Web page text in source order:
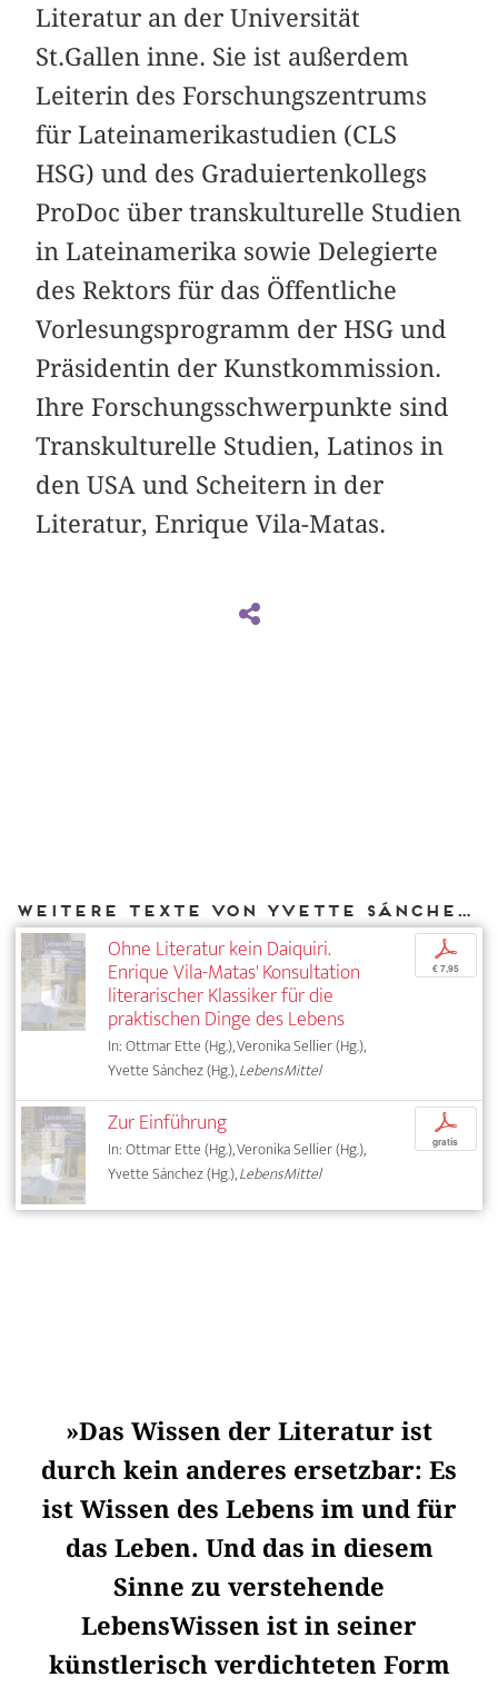
Literatur an der Universität
St.Gallen inne. Sie ist außerdem
Leiterin des Forschungszentrums
für Lateinamerikastudien (CLS
HSG) und des Graduiertenkollegs
ProDoc über transkulturelle Studien
in Lateinamerika sowie Delegierte
des Rektors für das Öffentliche
Vorlesungsprogramm der HSG und
Präsidentin der Kunstkommission.
Ihre Forschungsschwerpunkte sind
Transkulturelle Studien, Latinos in
den USA und Scheitern in der
Literatur, Enrique Vila-Matas.
Weitere Texte von Yvette Sánchez bei DIAPHANES
Ohne Literatur kein Daiquiri.
Enrique Vila-Matas' Konsultation
literarischer Klassiker für die
praktischen Dinge des Lebens
In: Ottmar Ette (Hg.), Veronika Sellier (Hg.),
Yvette Sánchez (Hg.),LebensMittel
p
€ 7,95
Zur Einführung
In: Ottmar Ette (Hg.), Veronika Sellier (Hg.),
Yvette Sánchez (Hg.),LebensMittel
p
gratis
»Das Wissen der Literatur ist
durch kein anderes ersetzbar: Es
ist Wissen des Lebens im und für
das Leben. Und das in diesem
Sinne zu verstehende
LebensWissen ist in seiner
künstlerisch verdichteten Form